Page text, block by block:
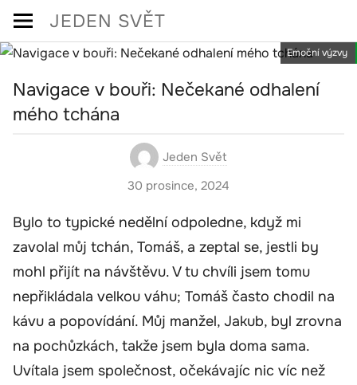
Skip
content
JEDEN SVĚT
Emoční výzvy
Navigace v bouři: Nečekané odhalení
mého tchána
Jeden Svět
30 prosince, 2024
Bylo to typické nedělní odpoledne, když mi
zavolal můj tchán, Tomáš, a zeptal se, jestli by
mohl přijít na návštěvu. V tu chvíli jsem tomu
nepřikládala velkou váhu; Tomáš často chodil na
kávu a popovídání. Můj manžel, Jakub, byl zrovna
na pochůzkách, takže jsem byla doma sama.
Uvítala jsem společnost, očekávajíc nic víc než